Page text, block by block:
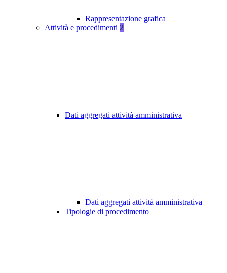
Rappresentazione grafica
Attività e procedimenti 2
Dati aggregati attività amministrativa
Dati aggregati attività amministrativa
Tipologie di procedimento